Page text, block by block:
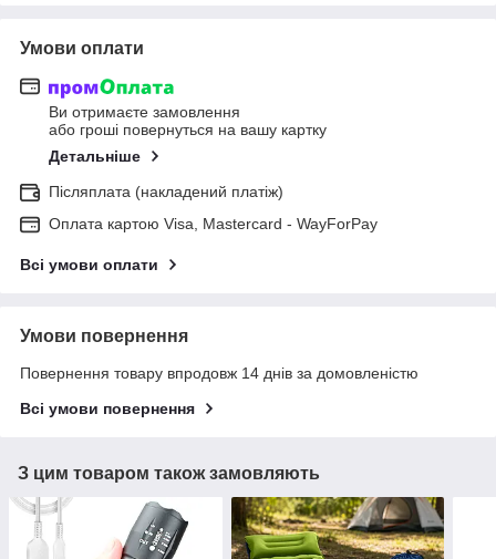
Умови оплати
Ви отримаєте замовлення
або гроші повернуться на вашу картку
Детальніше
Післяплата (накладений платіж)
Оплата картою Visa, Mastercard - WayForPay
Всі умови оплати
Умови повернення
Повернення товару впродовж 14 днів за домовленістю
Всі умови повернення
З цим товаром також замовляють